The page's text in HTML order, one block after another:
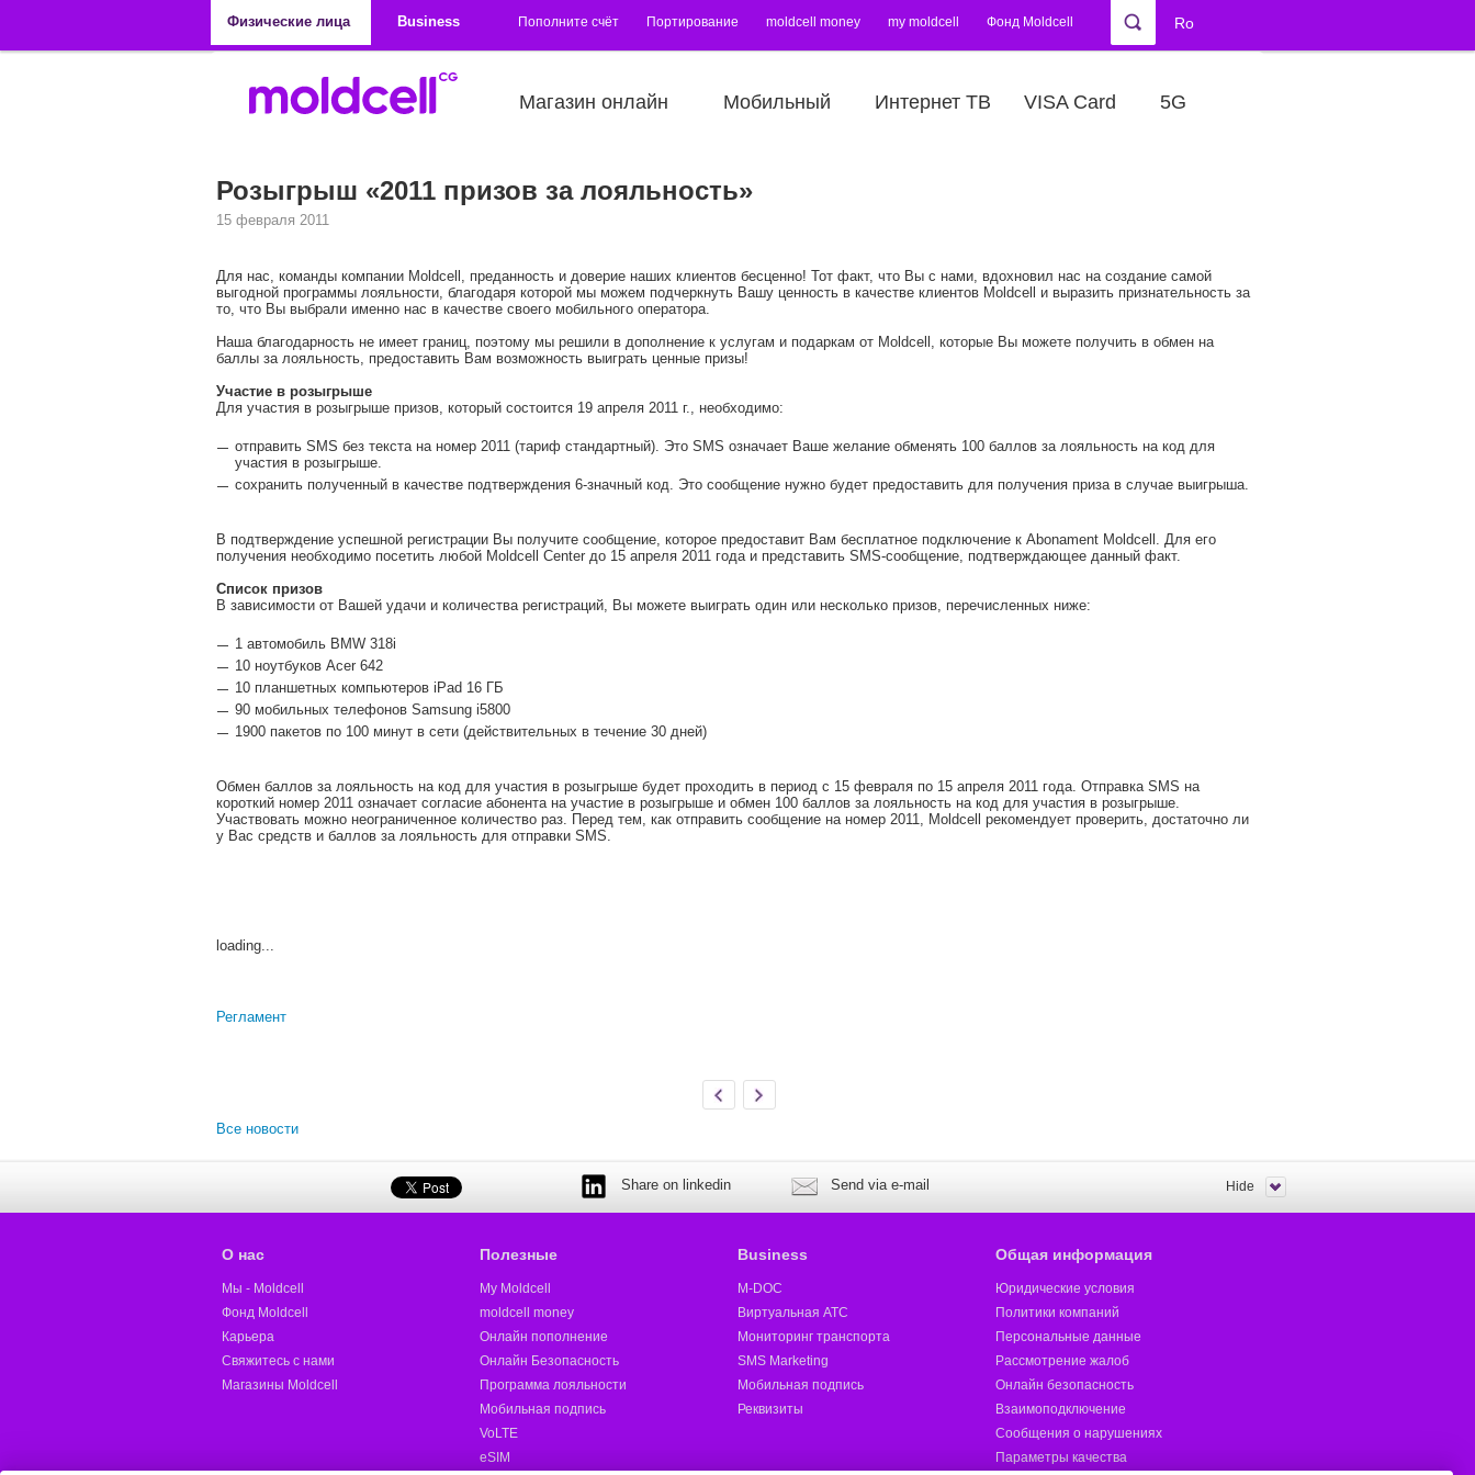
Физические лица
Business Пополните счёт Портирование moldcell money my moldcell Фонд Moldcell Ro
Магазин онлайн Мобильный Интернет ТВ VISA Card 5G
Розыгрыш «2011 призов за лояльность»
15 февраля 2011
Для нас, команды компании Moldcell, преданность и доверие наших клиентов бесценно! Тот факт, что Вы с нами, вдохновил нас на создание самой
выгодной программы лояльности, благодаря которой мы можем подчеркнуть Вашу ценность в качестве клиентов Moldcell и выразить признательность за
то, что Вы выбрали именно нас в качестве своего мобильного оператора.
Наша благодарность не имеет границ, поэтому мы решили в дополнение к услугам и подаркам от Moldcell, которые Вы можете получить в обмен на
баллы за лояльность, предоставить Вам возможность выиграть ценные призы!
Участие в розыгрыше
Для участия в розыгрыше призов, который состоится 19 апреля 2011 г., необходимо:
отправить SMS без текста на номер 2011 (тариф стандартный). Это SMS означает Ваше желание обменять 100 баллов за лояльность на код для
участия в розыгрыше.
сохранить полученный в качестве подтверждения 6-значный код. Это сообщение нужно будет предоставить для получения приза в случае выигрыша.
В подтверждение успешной регистрации Вы получите сообщение, которое предоставит Вам бесплатное подключение к Abonament Moldcell. Для его
получения необходимо посетить любой Moldcell Center до 15 апреля 2011 года и представить SMS-сообщение, подтверждающее данный факт.
Список призов
В зависимости от Вашей удачи и количества регистраций, Вы можете выиграть один или несколько призов, перечисленных ниже:
1 автомобиль BMW 318i
10 ноутбуков Acer 642
10 планшетных компьютеров iPad 16 ГБ
90 мобильных телефонов Samsung i5800
1900 пакетов по 100 минут в сети (действительных в течение 30 дней)
Обмен баллов за лояльность на код для участия в розыгрыше будет проходить в период с 15 февраля по 15 апреля 2011 года. Отправка SMS на
короткий номер 2011 означает согласие абонента на участие в розыгрыше и обмен 100 баллов за лояльность на код для участия в розыгрыше.
Участвовать можно неограниченное количество раз. Перед тем, как отправить сообщение на номер 2011, Moldcell рекомендует проверить, достаточно ли
у Вас средств и баллов за лояльность для отправки SMS.
loading...
Регламент
Все новости
Share on linkedin Send via e-mail Hide
О нас
Мы - Moldcell
Фонд Moldcell
Карьера
Свяжитесь с нами
Магазины Moldcell
Полезные
My Moldcell
moldcell money
Онлайн пополнение
Онлайн Безопасность
Программа лояльности
Мобильная подпись
VoLTE
eSIM
Business
M-DOC
Виртуальная АТС
Мониторинг транспорта
SMS Marketing
Мобильная подпись
Реквизиты
Общая информация
Юридические условия
Политики компаний
Персональные данные
Рассмотрение жалоб
Онлайн безопасность
Взаимоподключение
Сообщения о нарушениях
Параметры качества